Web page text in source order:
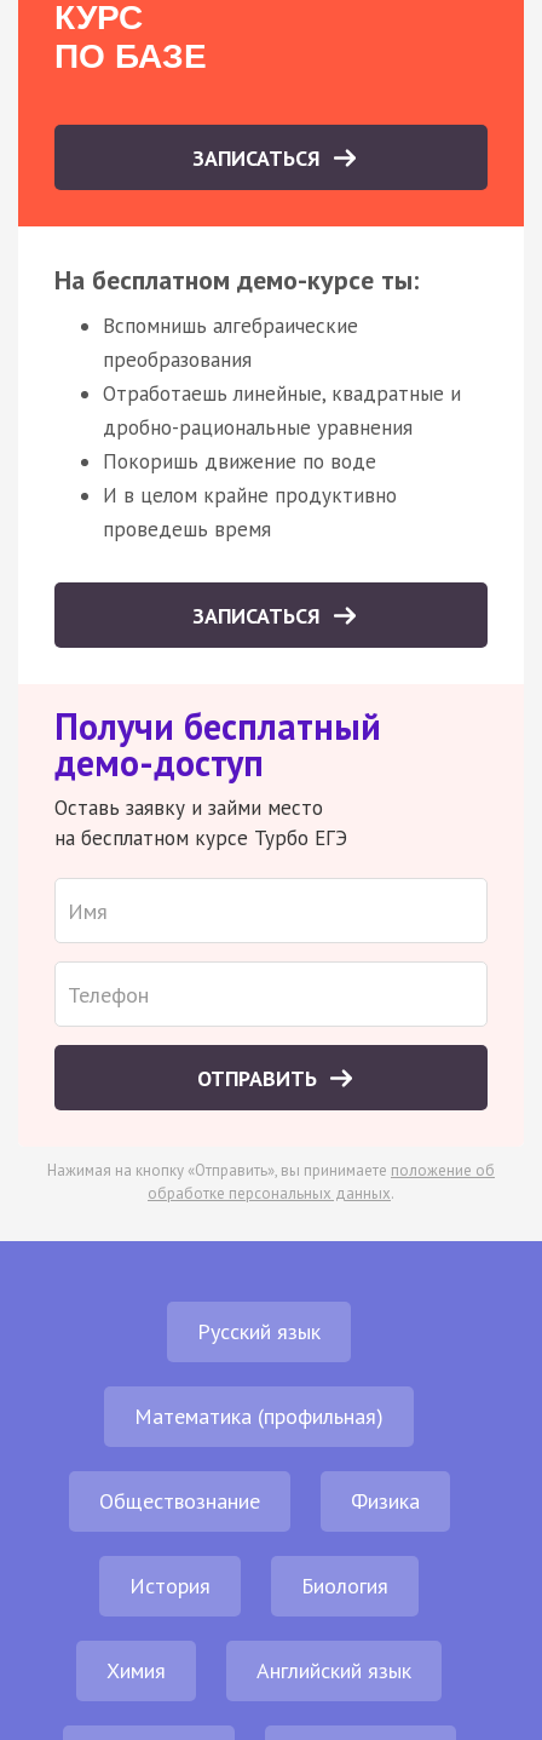
КУРС
ПО БАЗЕ
ЗАПИСАТЬСЯ
На бесплатном демо-курсе ты:
Вспомнишь алгебраические
преобразования
Отработаешь линейные, квадратные и
дробно-рациональные уравнения
Покоришь движение по воде
И в целом крайне продуктивно
проведешь время
ЗАПИСАТЬСЯ
Получи бесплатный
демо-доступ
Оставь заявку и займи место
на бесплатном курсе Турбо ЕГЭ
ОТПРАВИТЬ
Нажимая на кнопку «Отправить», вы принимаете положение об
обработке персональных данных.
Русский язык
Математика (профильная)
Обществознание Физика
История Биология
Химия Английский язык